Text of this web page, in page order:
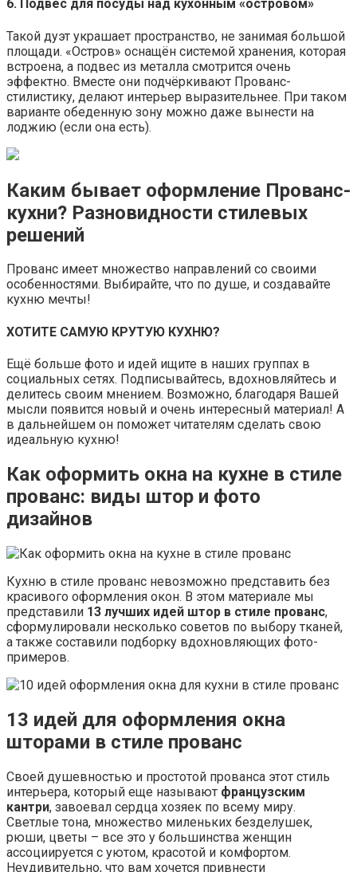
6. Подвес для посуды над кухонным «островом»
Такой дуэт украшает пространство, не занимая большой
площади. «Остров» оснащён системой хранения, которая
встроена, а подвес из металла смотрится очень
эффектно. Вместе они подчёркивают Прованс-
стилистику, делают интерьер выразительнее. При таком
варианте обеденную зону можно даже вынести на
лоджию (если она есть).
Каким бывает оформление Прованс-
кухни? Разновидности стилевых
решений
Прованс имеет множество направлений со своими
особенностями. Выбирайте, что по душе, и создавайте
кухню мечты!
ХОТИТЕ САМУЮ КРУТУЮ КУХНЮ?
Ещё больше фото и идей ищите в наших группах в
социальных сетях. Подписывайтесь, вдохновляйтесь и
делитесь своим мнением. Возможно, благодаря Вашей
мысли появится новый и очень интересный материал! А
в дальнейшем он поможет читателям сделать свою
идеальную кухню!
Как оформить окна на кухне в стиле
прованс: виды штор и фото
дизайнов
Кухню в стиле прованс невозможно представить без
красивого оформления окон. В этом материале мы
представили 13 лучших идей штор в стиле прованс,
сформулировали несколько советов по выбору тканей,
а также составили подборку вдохновляющих фото-
примеров.
13 идей для оформления окна
шторами в стиле прованс
Своей душевностью и простотой прованса этот стиль
интерьера, который еще называют французским
кантри, завоевал сердца хозяек по всему миру.
Светлые тона, множество миленьких безделушек,
рюши, цветы – все это у большинства женщин
ассоциируется с уютом, красотой и комфортом.
Неудивительно, что вам хочется привнести